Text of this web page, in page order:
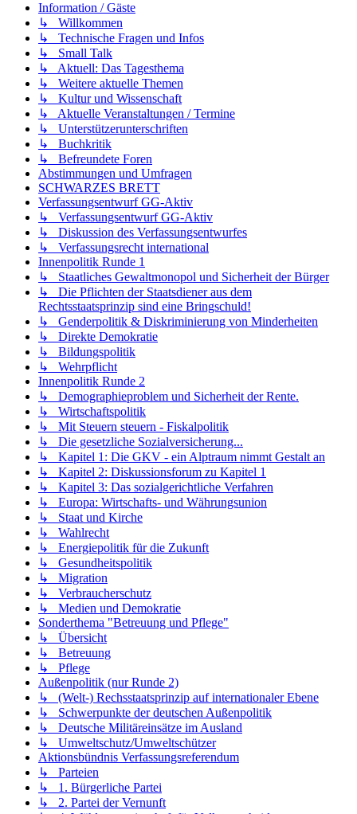
Information / Gäste
↳ Willkommen
↳ Technische Fragen und Infos
↳ Small Talk
↳ Aktuell: Das Tagesthema
↳ Weitere aktuelle Themen
↳ Kultur und Wissenschaft
↳ Aktuelle Veranstaltungen / Termine
↳ Unterstützerunterschriften
↳ Buchkritik
↳ Befreundete Foren
Abstimmungen und Umfragen
SCHWARZES BRETT
Verfassungsentwurf GG-Aktiv
↳ Verfassungsentwurf GG-Aktiv
↳ Diskussion des Verfassungsentwurfes
↳ Verfassungsrecht international
Innenpolitik Runde 1
↳ Staatliches Gewaltmonopol und Sicherheit der Bürger
↳ Die Pflichten der Staatsdiener aus dem
Rechtsstaatsprinzip sind eine Bringschuld!
↳ Genderpolitik & Diskriminierung von Minderheiten
↳ Direkte Demokratie
↳ Bildungspolitik
↳ Wehrpflicht
Innenpolitik Runde 2
↳ Demographieproblem und Sicherheit der Rente.
↳ Wirtschaftspolitik
↳ Mit Steuern steuern - Fiskalpolitik
↳ Die gesetzliche Sozialversicherung...
↳ Kapitel 1: Die GKV - ein Alptraum nimmt Gestalt an
↳ Kapitel 2: Diskussionsforum zu Kapitel 1
↳ Kapitel 3: Das sozialgerichtliche Verfahren
↳ Europa: Wirtschafts- und Währungsunion
↳ Staat und Kirche
↳ Wahlrecht
↳ Energiepolitik für die Zukunft
↳ Gesundheitspolitik
↳ Migration
↳ Verbraucherschutz
↳ Medien und Demokratie
Sonderthema "Betreuung und Pflege"
↳ Übersicht
↳ Betreuung
↳ Pflege
Außenpolitik (nur Runde 2)
↳ (Welt-) Rechsstaatsprinzip auf internationaler Ebene
↳ Schwerpunkte der deutschen Außenpolitik
↳ Deutsche Militäreinsätze im Ausland
↳ Umweltschutz/Umweltschützer
Aktionsbündnis Verfassungsreferendum
↳ Parteien
↳ 1. Bürgerliche Partei
↳ 2. Partei der Vernunft